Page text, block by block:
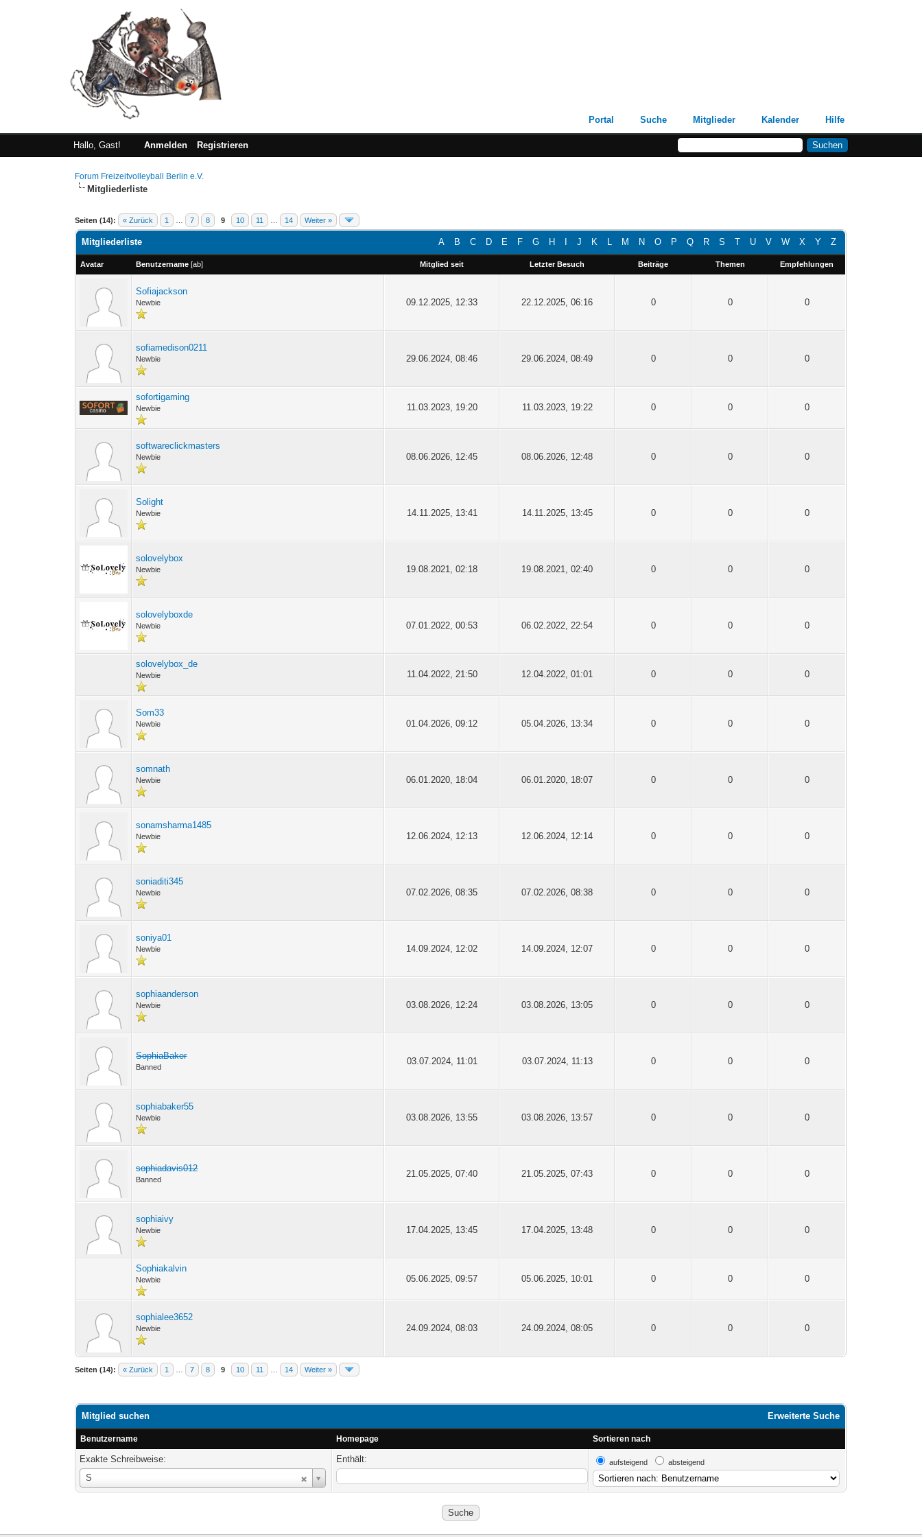
Portal Suche Mitglieder Kalender Hilfe
Hallo, Gast! Anmelden Registrieren
Forum Freizeitvolleyball Berlin e.V.
Mitgliederliste
Seiten (14): « Zurück 1 7 8 9 10 11 14 Weiter »
A B C D E F G H J K L M N O P Q R S T U V W X Y Z
Mitgliederliste
Avatar Benutzername [ab] Mitglied seit Letzter Besuch Beiträge Themen Empfehlungen
Sofiajackson
Newbie 09.12.2025, 12:33 22.12.2025, 06:16 0 0 0
sofiamedison0211
Newbie 29.06.2024, 08:46 29.06.2024, 08:49 0 0 0
sofortigaming
Newbie 11.03.2023, 19:20 11.03.2023, 19:22 0 0 0
softwareclickmasters
Newbie 08.06.2026, 12:45 08.06.2026, 12:48 0 0 0
Solight
Newbie 14.11.2025, 13:41 14.11.2025, 13:45 0 0 0
solovelybox
Newbie 19.08.2021, 02:18 19.08.2021, 02:40 0 0 0
solovelyboxde
Newbie 07.01.2022, 00:53 06.02.2022, 22:54 0 0 0
solovelybox_de
Newbie 11.04.2022, 21:50 12.04.2022, 01:01 0 0 0
Som33
Newbie 01.04.2026, 09:12 05.04.2026, 13:34 0 0 0
somnath
Newbie 06.01.2020, 18:04 06.01.2020, 18:07 0 0 0
sonamsharma1485
Newbie 12.06.2024, 12:13 12.06.2024, 12:14 0 0 0
soniaditi345
Newbie 07.02.2026, 08:35 07.02.2026, 08:38 0 0 0
soniya01
Newbie 14.09.2024, 12:02 14.09.2024, 12:07 0 0 0
sophiaanderson
Newbie 03.08.2026, 12:24 03.08.2026, 13:05 0 0 0
SophiaBaker
Banned
03.07.2024, 11:01 03.07.2024, 11:13 0 0 0
sophiabaker55
Newbie 03.08.2026, 13:55 03.08.2026, 13:57 0 0 0
sophiadavis012
Banned
21.05.2025, 07:40 21.05.2025, 07:43 0 0 0
sophiaivy
Newbie 17.04.2025, 13:45 17.04.2025, 13:48 0 0 0
Sophiakalvin
Newbie 05.06.2025, 09:57 05.06.2025, 10:01 0 0 0
sophialee3652
Newbie 24.09.2024, 08:03 24.09.2024, 08:05 0 0 0
Seiten (14): « Zurück 1 7 8 9 10 11 14 Weiter »
Erweiterte Suche
Mitglied suchen
Benutzername Homepage Sortieren nach
Exakte Schreibweise:
S
Benutzername
Enthält: aufsteigend absteigend